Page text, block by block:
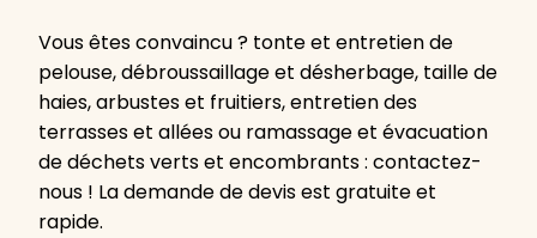
Vous êtes convaincu ? tonte et entretien de
pelouse, débroussaillage et désherbage, taille de
haies, arbustes et fruitiers, entretien des
terrasses et allées ou ramassage et évacuation
de déchets verts et encombrants : contactez-
nous ! La demande de devis est gratuite et
rapide.